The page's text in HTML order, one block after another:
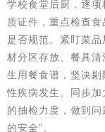
学校食堂后厨，逐
质证件，重点检查
是否规范。紧盯菜
材分区存放、餐具
生用餐食谱，坚决
性疾病发生。同步
的抽检力度，做到
的安全”。